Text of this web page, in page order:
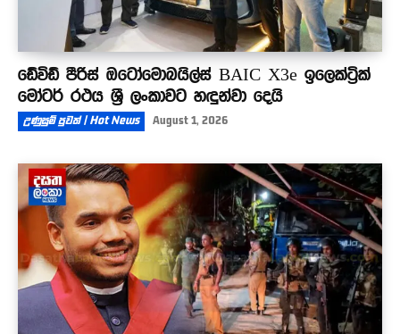
ඩේවිඩ් පීරිස් ඔටෝමොබයිල්ස් BAIC X3e ඉලෙක්ට්‍රික්
මෝටර් රථය ශ්‍රී ලංකාවට හඳුන්වා දෙයි
උණුසුම් පුවත් | Hot News August 1, 2026